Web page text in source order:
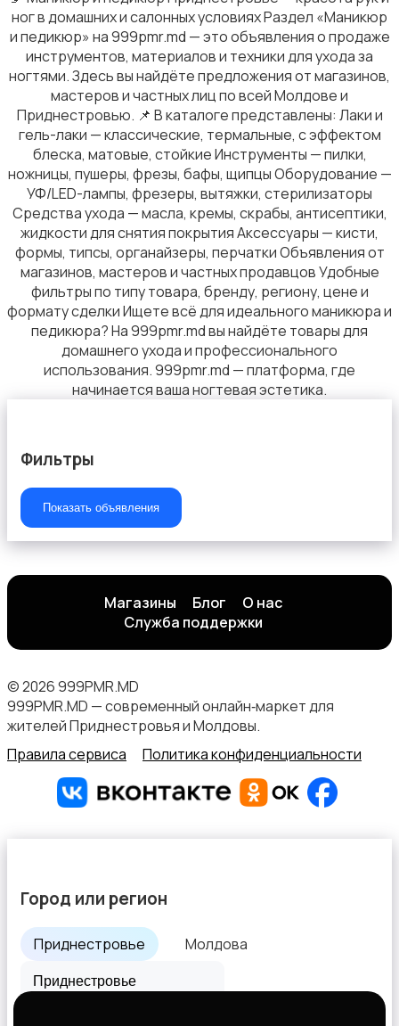
Макияж
ног в домашних и салонных условиях Раздел «Маникюр
и педикюр» на 999pmr.md — это объявления о продаже
инструментов, материалов и техники для ухода за
ногтями. Здесь вы найдёте предложения от магазинов,
мастеров и частных лиц по всей Молдове и
Приднестровью. 📌 В каталоге представлены: Лаки и
гель-лаки — классические, термальные, с эффектом
блеска, матовые, стойкие Инструменты — пилки,
ножницы, пушеры, фрезы, бафы, щипцы Оборудование —
УФ/LED-лампы, фрезеры, вытяжки, стерилизаторы
Средства ухода — масла, кремы, скрабы, антисептики,
жидкости для снятия покрытия Аксессуары — кисти,
формы, типсы, органайзеры, перчатки Объявления от
магазинов, мастеров и частных продавцов Удобные
фильтры по типу товара, бренду, региону, цене и
формату сделки Ищете всё для идеального маникюра и
педикюра? На 999pmr.md вы найдёте товары для
домашнего ухода и профессионального
использования. 999pmr.md — платформа, где
начинается ваша ногтевая эстетика.
Фильтры
Показать объявления
Магазины Блог
О нас
Служба поддержки
© 2026 999PMR.MD
999PMR.MD — современный онлайн‑маркет для
жителей Приднестровья и Молдовы.
Правила сервиса
Политика конфиденциальности
Город или регион
Приднестровье Молдова